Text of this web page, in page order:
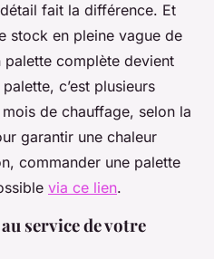
fait la différence. Et
stock en pleine vague de
palette complète devient
c’est plusieurs
de chauffage, selon la
garantir une chaleur
commander une palette
via ce lien.
service de votre